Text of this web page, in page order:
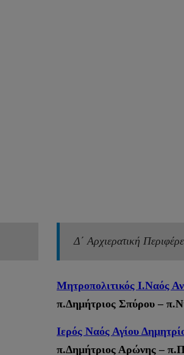
Δ΄ Αρχιερατική
Μητροπολιτικός Ι.Ναός
π.Δημήτριος Σπύρου –
Ιερός Ναός Αγίου
π.Δημήτριος Αρώνης –